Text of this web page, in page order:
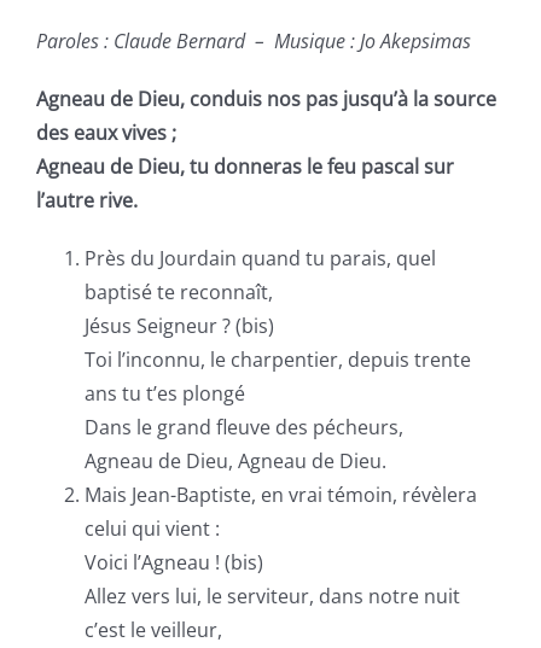
Paroles : Claude Bernard – Musique :Jo Akepsimas
Agneau de Dieu, conduis nos pas jusqu’à la source
des eaux vives ;
Agneau de Dieu, tu donneras le feu pascal sur
l’autre rive.
Près du Jourdain quand tu parais, quel
baptisé te reconnaît,
Jésus Seigneur ? (bis)
Toi l’inconnu, le charpentier, depuis trente
ans tu t’es plongé
Dans le grand fleuve des pécheurs,
Agneau de Dieu, Agneau de Dieu.
Mais Jean-Baptiste, en vrai témoin, révèlera
celui qui vient :
Voici l’Agneau ! (bis)
Allez vers lui, le serviteur, dans notre nuit
c’est le veilleur,